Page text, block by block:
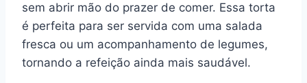
sem abrir mão do prazer de comer. Essa torta
é perfeita para ser servida com uma salada
fresca ou um acompanhamento de legumes,
tornando a refeição ainda mais saudável.